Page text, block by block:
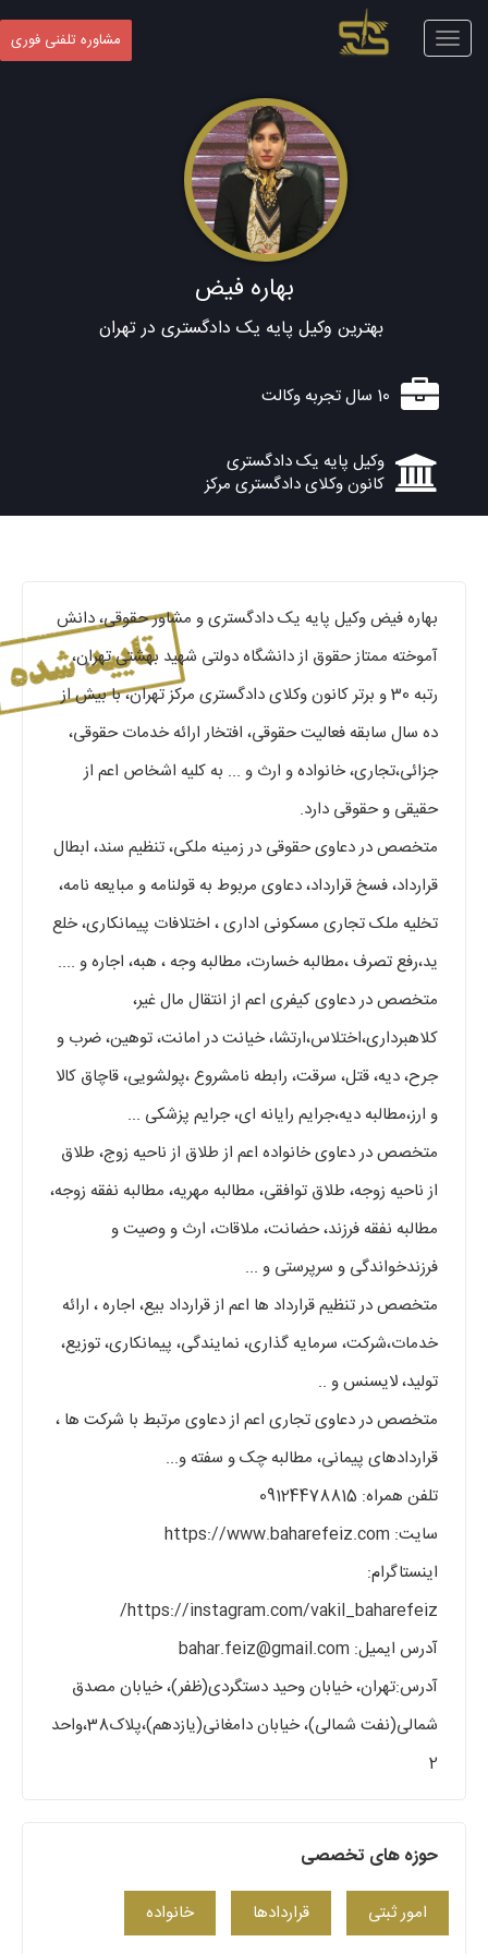
Toggle
navigation
مشاوره تلفنی فوری
بهاره فیض
بهترین وکیل پایه یک دادگستری در تهران
10 سال تجربه وکالت
وکیل پایه یک دادگستری
کانون وکلای دادگستری مرکز
بهاره فیض وکیل پایه یک دادگستری و مشاور حقوقی، دانش
آموخته ممتاز حقوق از دانشگاه دولتی شهید بهشتی تهران،
رتبه 30 و برتر کانون وکلای دادگستری مرکز تهران، با بیش از
ده سال سابقه فعالیت حقوقی، افتخار ارائه خدمات حقوقی،
جزائی،تجاری، خانواده و ارث و ... به کلیه اشخاص اعم از
حقیقی و حقوقی دارد.
متخصص در دعاوی حقوقی در زمینه ملکی، تنظیم سند، ابطال
قرارداد، فسخ قرارداد، دعاوی مربوط به قولنامه و مبایعه نامه،
تخلیه ملک تجاری مسکونی اداری ، اختلافات پیمانکاری، خلع
ید،رفع تصرف ،مطالبه خسارت، مطالبه وجه ، هبه، اجاره و ....
متخصص در دعاوی کیفری اعم از انتقال مال غیر،
کلاهبرداری،اختلاس،ارتشا، خیانت در امانت، توهین، ضرب و
جرح، دیه، قتل، سرقت، رابطه نامشروع ،پولشویی، قاچاق کالا
و ارز،مطالبه دیه،جرایم رایانه ای، جرایم پزشکی ...
متخصص در دعاوی خانواده اعم از طلاق از ناحیه زوج، طلاق
از ناحیه زوجه، طلاق توافقی، مطالبه مهریه، مطالبه نفقه زوجه،
مطالبه نفقه فرزند، حضانت، ملاقات، ارث و وصیت و
فرزندخواندگی و سرپرستی و ...
متخصص در تنظیم قرارداد ها اعم از قرارداد بیع، اجاره ، ارائه
خدمات،شرکت، سرمایه گذاری، نمایندگی، پیمانکاری، توزیع،
تولید، لایسنس و ..
متخصص در دعاوی تجاری اعم از دعاوی مرتبط با شرکت ها ،
قراردادهای پیمانی، مطالبه چک و سفته و...
تلفن همراه: 09124478815
سایت: https://www.baharefeiz.com
اینستاگرام:
https://instagram.com/vakil_baharefeiz/
آدرس ایمیل: bahar.feiz@gmail.com
آدرس:تهران، خیابان وحید دستگردی(ظفر)، خیابان مصدق
شمالی(نفت شمالی)، خیابان دامغانی(یازدهم)،پلاک38،واحد
2
حوزه های تخصصی
امور ثبتی قراردادها خانواده